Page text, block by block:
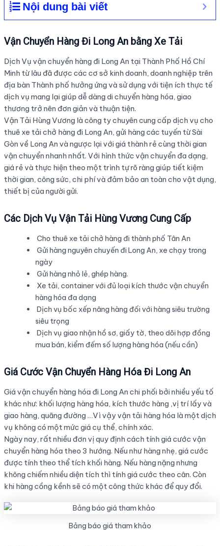
Nội dung bài viết
Vận Chuyển Hàng Đi Long An bằng Xe Tải
Dịch Vụ vận chuyển hàng đi Long An tại Thành Phố Hồ Chí
Minh từ lâu đã được các cơ sở kinh doanh, doanh nghiệp trên
địa bàn Thành phố hưởng ứng và sử dụng với tiện ích thực tế
dịch vụ mang lại giúp dễ dàng di chuyển hàng hóa, giao
thương trở nên đơn giản và thuận tiện.
Vận Tải Hùng Vương là công ty chuyên cung cấp dịch vụ cho
thuê xe tải chở hàng đi Long An, gửi hàng các tuyến từ Sài
Gòn về Long An và ngược lại với giá thành rẻ cùng thời gian
vận chuyển nhanh nhất. Với hình thức vận chuyển đa dạng,
giá rẻ và thực hiện theo một trình tự rõ ràng giúp tiết kiệm
thời gian, công sức, chi phí và đảm bảo an toàn cho vật dụng,
thiết bị của người gửi.
Các Dịch Vụ Vận Tải Hùng Vương Cung Cấp
Cho thuê xe tải chở hàng đi thành phố Tân An
Gửi hàng nguyên chuyến đi Long An, xe chạy trong
ngày
Gửi hàng nhỏ lẻ, ghép hàng.
Xe tải, container với đủ loại kích thước vận chuyển
hàng hóa đa dạng
Dịch vụ bốc xếp nâng hàng đối với hàng siêu trường
siêu trọng
Dịch vụ giao nhận hồ sơ, giấy tờ, theo dõi hợp đồng
mua bán, kiểm đếm số lượng hàng hóa (nếu cần)
Giá Cước Vận Chuyển Hàng Hóa Đi Long An
Giá vận chuyển hàng hóa đi Long An chi phối bởi nhiều yếu tố
khác như: khối lượng hàng hóa, kích thước hàng ,vị trí lấy và
giao hàng, quãng đường …Vì vậy vận tải hàng hóa là một dịch
vụ không có một mức giá cụ thể, chính xác.
Ngày nay, rất nhiều đơn vị quy định cách tính giá cước vận
chuyển hàng hóa theo 3 hướng. Nếu như hàng nhẹ, giá cước
được tính theo thể tích khối hàng. Nếu hàng nặng nhưng
không chiếm nhiều diện tích thì tính giá cước theo cân. Còn
khi hàng cồng kềnh sẽ có một công thức khác để quy đổi.
Bảng báo giá tham khảo